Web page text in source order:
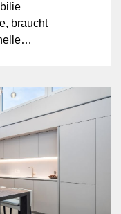
braucht
im
eine